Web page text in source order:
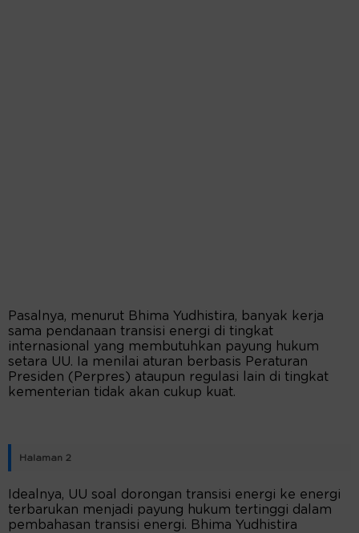
Pasalnya, menurut Bhima Yudhistira, banyak kerja
sama pendanaan transisi energi di tingkat
internasional yang membutuhkan payung hukum
setara UU. Ia menilai aturan berbasis Peraturan
Presiden (Perpres) ataupun regulasi lain di tingkat
kementerian tidak akan cukup kuat.
Halaman 2
Idealnya, UU soal dorongan transisi energi ke energi
terbarukan menjadi payung hukum tertinggi dalam
pembahasan transisi energi. Bhima Yudhistira